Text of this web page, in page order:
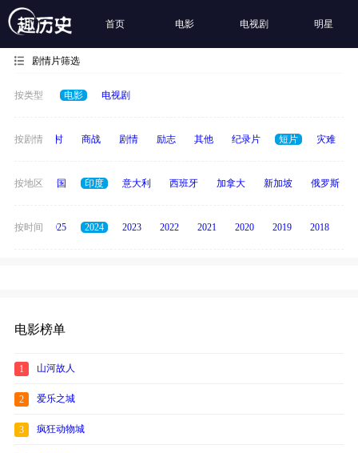
首页 电影 电视剧 明星
剧情片筛选
按类型 电影 电视剧
按剧情
历史 乡村 商战 剧情 励志 其他 纪录片 短片 灾难
按地区
德国 泰国 印度 意大利 西班牙 加拿大 新加坡 俄罗斯
按时间
2026 2025 2024 2023 2022 2021 2020 2019 2018
电影榜单
1 山河故人
2 爱乐之城
3 疯狂动物城